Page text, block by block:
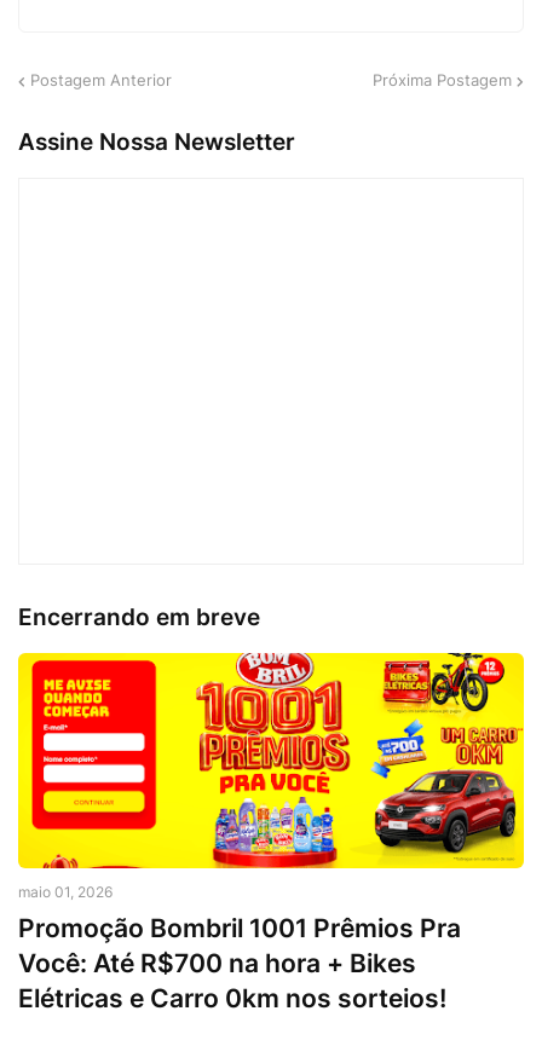
Postagem Anterior Próxima Postagem
Assine Nossa Newsletter
Encerrando em breve
maio 01, 2026
Promoção Bombril 1001 Prêmios Pra
Você: Até R$700 na hora + Bikes
Elétricas e Carro 0km nos sorteios!